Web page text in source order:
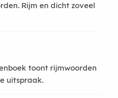
Rijm en dicht zoveel
toont rijmwoorden
uitspraak.